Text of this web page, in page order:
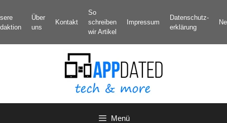
Inhalt
springen
Über
uns
Kontakt
So
schreiben
wir Artikel
Impressum
Datenschutz­
erklärung
Menü